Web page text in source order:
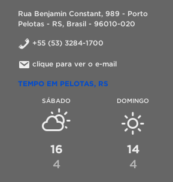
Rua Benjamin Constant, 989 - Porto
Pelotas - RS, Brasil - 96010-020
+55 (53) 3284-1700
clique para ver o e-mail
TEMPO EM PELOTAS, RS
SÁBADO
16
4
DOMINGO
14
4